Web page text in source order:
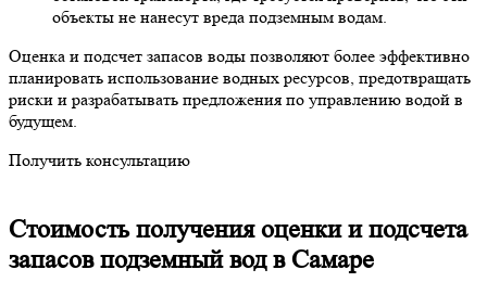
объекты не нанесут вреда подземным водам.
Оценка и подсчет запасов воды позволяют более эффективно
планировать использование водных ресурсов, предотвращать
риски и разрабатывать предложения по управлению водой в
будущем.
Получить консультацию
Стоимость получения оценки и подсчета
запасов подземный вод в Самаре